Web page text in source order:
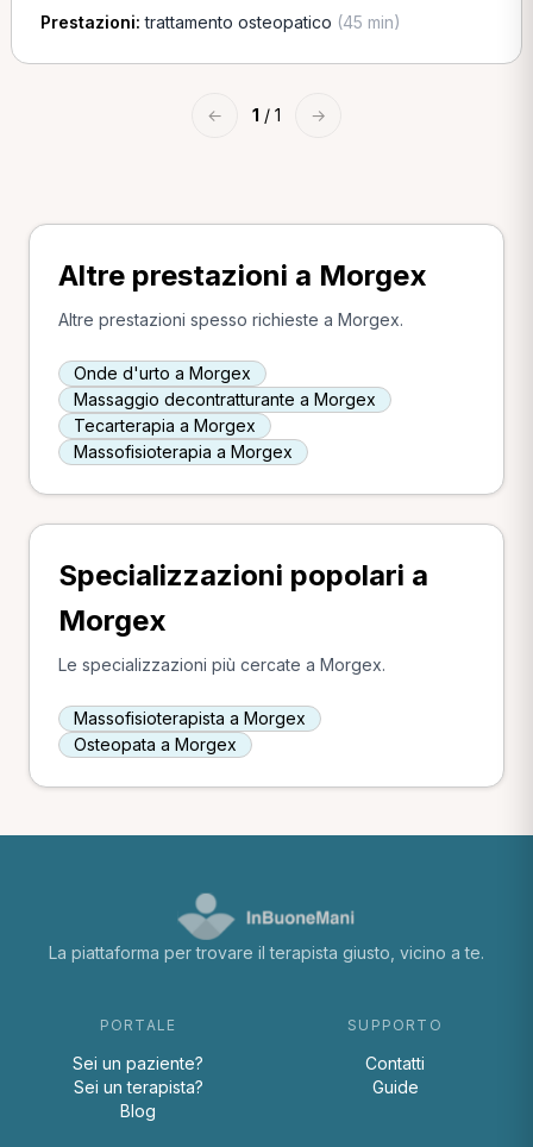
Prestazioni:trattamento osteopatico (45 min)
← 1 / 1 →
Altre prestazioni a Morgex
Altre prestazioni spesso richieste a Morgex.
Onde d'urto a Morgex
Massaggio decontratturante a Morgex
Tecarterapia a Morgex
Massofisioterapia a Morgex
Specializzazioni popolari a
Morgex
Le specializzazioni più cercate a Morgex.
Massofisioterapista a Morgex
Osteopata a Morgex
La piattaforma per trovare il terapista giusto, vicino a te.
PORTALE
Sei un paziente?
Sei un terapista?
Blog
SUPPORTO
Contatti
Guide